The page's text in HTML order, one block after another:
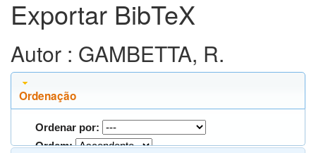
Exportar BibTeX
Autor : GAMBETTA, R.
Ordenação
Ordenar por:
Ordem: